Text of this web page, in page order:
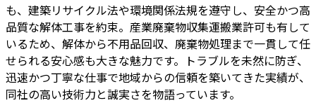
も、建築リサイクル法や環境関係法規を遵守し、安全かつ高
品質な解体工事を約束。産業廃棄物収集運搬業許可も有して
いるため、解体から不用品回収、廃棄物処理まで一貫して任
せられる安心感も大きな魅力です。トラブルを未然に防ぎ、
迅速かつ丁寧な仕事で地域からの信頼を築いてきた実績が、
同社の高い技術力と誠実さを物語っています。